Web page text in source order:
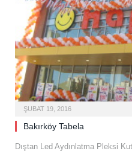
ŞUBAT 19, 2016
Bakırköy Tabela
Dıştan Led Aydınlatma Pleksi